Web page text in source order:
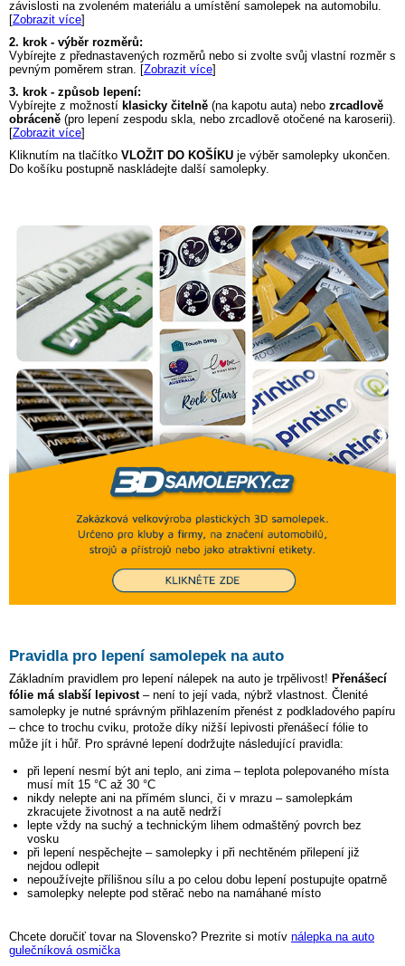
závislosti na zvoleném materiálu a umístění samolepek na automobilu.
[Zobrazit více]
2. krok - výběr rozměrů:
Vybírejte z přednastavených rozměrů nebo si zvolte svůj vlastní rozměr s
pevným poměrem stran. [Zobrazit více]
3. krok - způsob lepení:
Vybírejte z možností klasicky čitelně (na kapotu auta) nebo zrcadlově
obráceně (pro lepení zespodu skla, nebo zrcadlově otočené na karoserii).
[Zobrazit více]
Kliknutím na tlačítko VLOŽIT DO KOŠÍKU je výběr samolepky ukončen.
Do košíku postupně naskládejte další samolepky.
Pravidla pro lepení samolepek na auto
Základním pravidlem pro lepení nálepek na auto je trpělivost! Přenášecí
fólie má slabší lepivost– není to její vada, nýbrž vlastnost. Členité
samolepky je nutné správným přihlazením přenést z podkladového papíru
– chce to trochu cviku, protože díky nižší lepivosti přenášecí fólie to
může jít i hůř. Pro správné lepení dodržujte následující pravidla:
při lepení nesmí být ani teplo, ani zima – teplota polepovaného místa
musí mít 15 °C až 30 °C
nikdy nelepte ani na přímém slunci, či v mrazu – samolepkám
zkracujete životnost a na autě nedrží
lepte vždy na suchý a technickým lihem odmaštěný povrch bez
vosku
při lepení nespěchejte – samolepky i při nechtěném přilepení již
nejdou odlepit
nepoužívejte přílišnou sílu a po celou dobu lepení postupujte opatrně
samolepky nelepte pod stěrač nebo na namáhané místo
Chcete doručiť tovar na Slovensko? Prezrite si motív nálepka na auto
gulečníková osmička